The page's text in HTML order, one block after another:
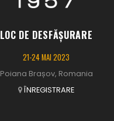
LOC DE DESFĂȘURARE
21-24 MAI 2023
Poiana Brașov, Romania
ÎNREGISTRARE